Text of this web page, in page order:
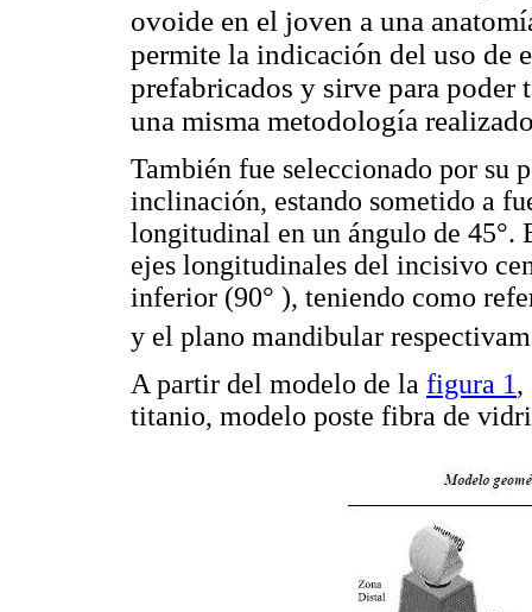
ovoide en el joven a una
permite la indicación del uso de
prefabricados y sirve para poder
una misma metodología
También fue seleccionado por su
inclinación, estando sometido a
longitudinal en un ángulo de 45°.
ejes longitudinales del incisivo
inferior (90° ), teniendo como
y el plano mandibular
A partir del modelo de la figura 1,
titanio, modelo poste fibra de